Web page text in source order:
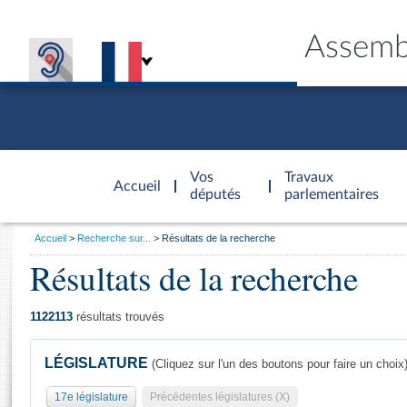
Accueil
d'accueil
Vos
députés
Travaux
parlementaires
Général
Vous
Accueil Recherche sur... Résultats de la recherche
Résultats de la recherche
1122113 résultats trouvés
LÉGISLATURE (Cliquez sur l'un des boutons pour faire un choix)
17e législature Précédentes législatures (X)